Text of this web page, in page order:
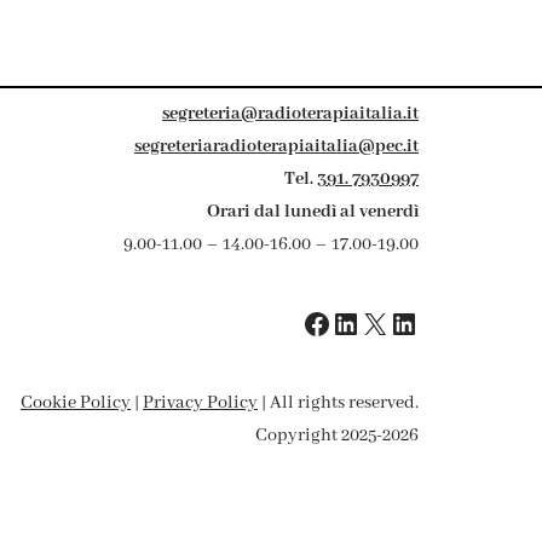
segreteria@radioterapiaitalia.it
segreteriaradioterapiaitalia@pec.it
Tel.391. 7930997
Orari dal lunedì al venerdì
9.00-11.00 – 14.00-16.00 – 17.00-19.00
Cookie Policy | Privacy Policy | All rights reserved.
Copyright 2025-2026